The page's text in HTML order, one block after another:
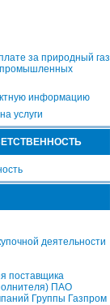
за природный газ
промышленных
информацию
услуги
деятельности
поставщика
ПАО
Группы Газпром